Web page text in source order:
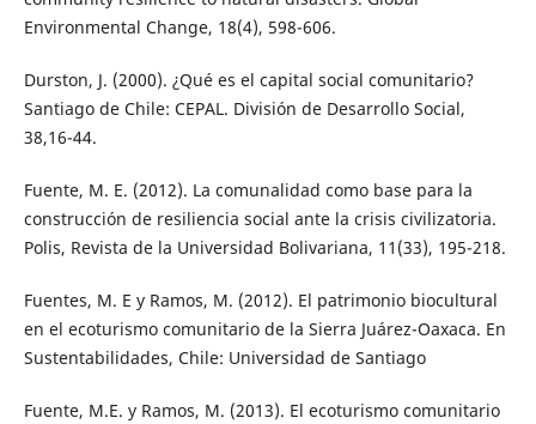
Environmental Change, 18(4), 598-606.
Durston, J. (2000). ¿Qué es el capital social comunitario?
Santiago de Chile: CEPAL. División de Desarrollo Social,
38,16-44.
Fuente, M. E. (2012). La comunalidad como base para la
construcción de resiliencia social ante la crisis civilizatoria.
Polis, Revista de la Universidad Bolivariana, 11(33), 195-218.
Fuentes, M. E y Ramos, M. (2012). El patrimonio biocultural
en el ecoturismo comunitario de la Sierra Juárez-Oaxaca. En
Sustentabilidades, Chile: Universidad de Santiago
Fuente, M.E. y Ramos, M. (2013). El ecoturismo comunitario